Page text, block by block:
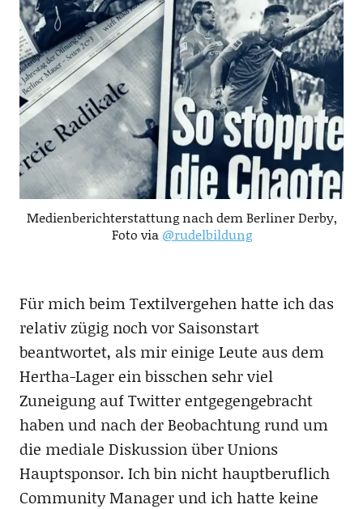
Medienberichterstattung nach dem Berliner Derby,
Foto via @rudelbildung
Für mich beim Textilvergehen hatte ich das
relativ zügig noch vor Saisonstart
beantwortet, als mir einige Leute aus dem
Hertha-Lager ein bisschen sehr viel
Zuneigung auf Twitter entgegengebracht
haben und nach der Beobachtung rund um
die mediale Diskussion über Unions
Hauptsponsor. Ich bin nicht hauptberuflich
Community Manager und ich hatte keine